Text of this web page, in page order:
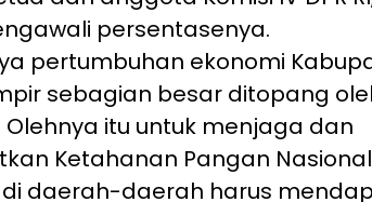
pertumbuhan ekonomi
sebagian besar ditopang
itu untuk menjaga dan
Ketahanan Pangan
daerah-daerah harus